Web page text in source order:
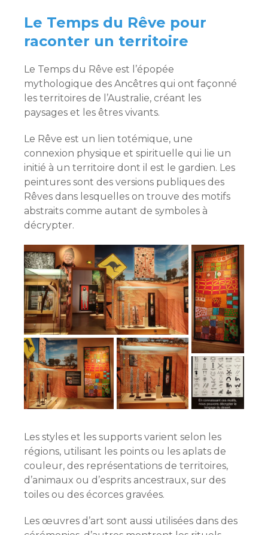
Le Temps du Rêve pour
raconter un territoire
Le Temps du Rêve est l’épopée
mythologique des Ancêtres qui ont façonné
les territoires de l’Australie, créant les
paysages et les êtres vivants.
Le Rêve est un lien totémique, une
connexion physique et spirituelle qui lie un
initié à un territoire dont il est le gardien. Les
peintures sont des versions publiques des
Rêves dans lesquelles on trouve des motifs
abstraits comme autant de symboles à
décrypter.
Les styles et les supports varient selon les
régions, utilisant les points ou les aplats de
couleur, des représentations de territoires,
d’animaux ou d’esprits ancestraux, sur des
toiles ou des écorces gravées.
Les œuvres d’art sont aussi utilisées dans des